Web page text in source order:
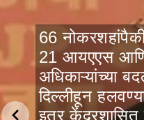
66
21 आयएएस
अधिकाऱ्यांच्या
दिल्लीहून
इतर केंद्रशासित